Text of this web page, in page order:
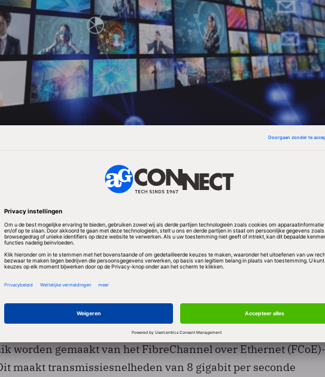
de introductie van de N700 en N7900 hebben de andere
de N7000-serie een upgrade gekregen. Hun capaciteit is
door ze te voorzien van diskdrives met een grotere
toom te houden, wordt gebruikgemaakt van een speciale SAN-
is de IBM System Storage SAN768B, die een brug kan slaan
van Brocade en systemen van McData. Binnen IBM-
b-types en m-types. Beide opslagsystemen hebben een eigen
en via de nieuwe controller kunnen deze op één lijn
Om de opslagunits aan te sluiten op een
worden gemaakt van het FibreChannel over Ethernet (FCoE)-
maakt transmissiesnelheden van 8 gigabit per seconde